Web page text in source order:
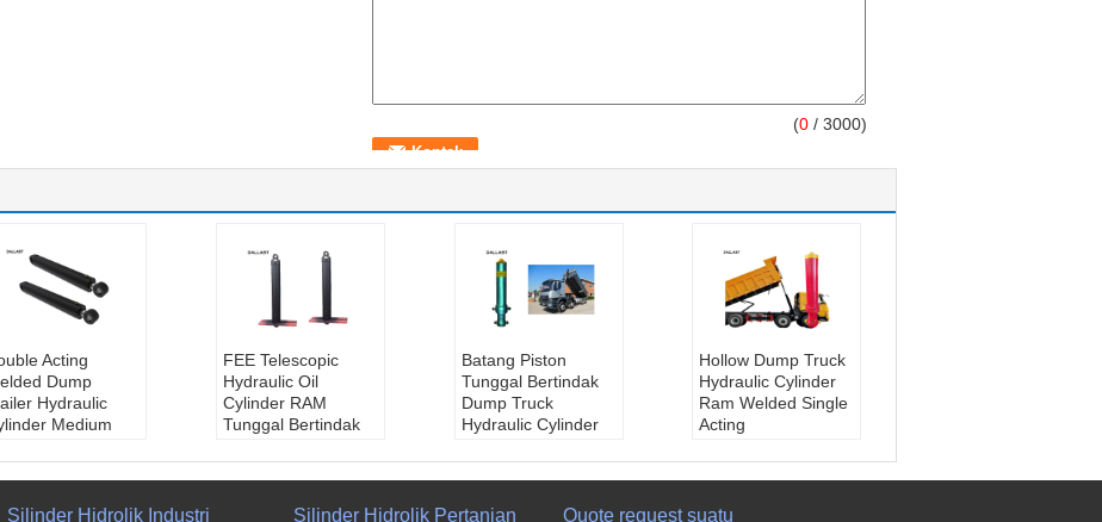
(0 / 3000)
Acting
Dump
Hydraulic
Medium
Kekerasan
FEE Telescopic
Hydraulic Oil
Cylinder RAM
Tunggal Bertindak
Truck
Cartoon Box
Batang Piston
Tunggal Bertindak
Dump Truck
Hydraulic Cylinder
Disesuaikan
RoHS, CE, ISO9001
Hollow Dump Truck
Hydraulic Cylinder
Ram Welded Single
Acting
Kualitas:Kualitas
Kondisi pasokan:
Silinder Hidrolik Industri Silinder Hidrolik Pertanian Quote request suatu